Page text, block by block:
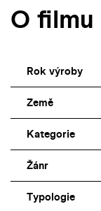
jehož tvorbě
O filmu
Rok výroby
Země
Kategorie
Žánr
Typologie